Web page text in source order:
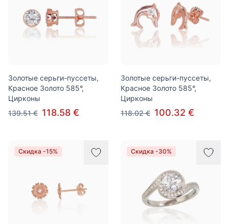
Золотые серьги-пуссеты,
Красное Золото 585°,
Цирконы
139.51 € 118.58 €
Золотые серьги-пуссеты,
Красное Золото 585°,
Цирконы
118.02 € 100.32 €
Скидка -15% Скидка -30%